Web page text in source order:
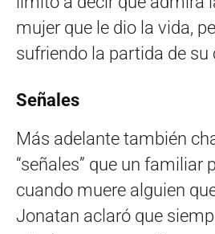
mujer que le dio la vida,
sufriendo la partida de su
Señales
Más adelante también
“señales” que un familiar
cuando muere alguien
Jonatan aclaró que